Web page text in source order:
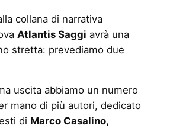
collana di narrativa
Atlantis Saggi avrà una
stretta: prevediamo due
uscita abbiamo un numero
mano di più autori, dedicato
di Marco Casalino,